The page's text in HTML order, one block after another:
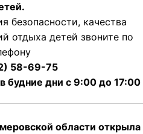
безопасности, качества
отдыха детей звоните по
58-69-75
будние дни с 9:00 до 17:00
области открыла